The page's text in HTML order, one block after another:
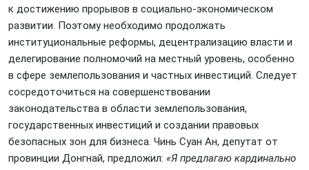
к достижению прорывов в социально-экономическом
развитии. Поэтому необходимо продолжать
институциональные реформы, децентрализацию власти и
делегирование полномочий на местный уровень, особенно
в сфере землепользования и частных инвестиций. Следует
сосредоточиться на совершенствовании
законодательства в области землепользования,
государственных инвестиций и создании правовых
безопасных зон для бизнеса. Чинь Суан Ан, депутат от
провинции Донгнай, предложил: «Я предлагаю кардинально